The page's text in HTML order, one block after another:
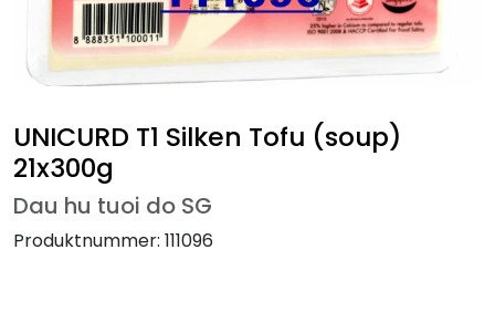
UNICURD T1 Silken Tofu (soup)
21x300g
Dau hu tuoi do SG
Produktnummer: 111096